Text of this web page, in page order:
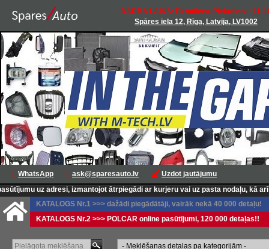
DARBA LAIKS: Pirmdiena-Piektdiena: 11-
Spāres iela 12, Rīga, Latvija, LV1002
WhatsApp ask@sparesauto.lv
Uzdot jautājumu
uz adresi, izmantojot ātrpiegādi ar kurjeru vai uz pasta nodaļu, kā arī
KATALOGS Nr.1 >>> dažādi piegādātāji, vairāk nekā 40 000 detaļu!
KATALOGS Nr.2 >>> POLCAR online pasūtījumi, 120 000 detaļas!!